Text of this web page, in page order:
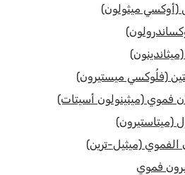
(أوكسي ميثولون)
(ميثاندينون)
(فلُوكسي ميستيرون)
فموي (ميثينولون أسيتات)
(ميتاستيرون)
الفموي (ميثيل-ترين)
فموي